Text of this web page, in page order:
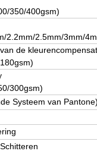
350/400gsm)
2.2mm/2.5mm/3mm/
de
300gsm)
Systeem van